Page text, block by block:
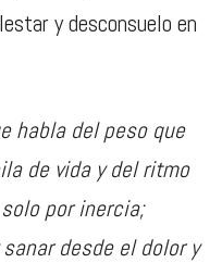
y desconsuelo en
habla del peso que
de vida y del ritmo
por inercia;
desde el dolor y